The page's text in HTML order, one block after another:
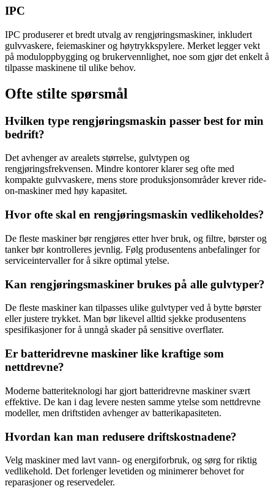
IPC
IPC produserer et bredt utvalg av rengjøringsmaskiner, inkludert
gulvvaskere, feiemaskiner og høytrykkspylere. Merket legger vekt
på moduloppbygging og brukervennlighet, noe som gjør det enkelt å
tilpasse maskinene til ulike behov.
Ofte stilte spørsmål
Hvilken type rengjøringsmaskin passer best for min
bedrift?
Det avhenger av arealets størrelse, gulvtypen og
rengjøringsfrekvensen. Mindre kontorer klarer seg ofte med
kompakte gulvvaskere, mens store produksjonsområder krever ride-
on-maskiner med høy kapasitet.
Hvor ofte skal en rengjøringsmaskin vedlikeholdes?
De fleste maskiner bør rengjøres etter hver bruk, og filtre, børster og
tanker bør kontrolleres jevnlig. Følg produsentens anbefalinger for
serviceintervaller for å sikre optimal ytelse.
Kan rengjøringsmaskiner brukes på alle gulvtyper?
De fleste maskiner kan tilpasses ulike gulvtyper ved å bytte børster
eller justere trykket. Man bør likevel alltid sjekke produsentens
spesifikasjoner for å unngå skader på sensitive overflater.
Er batteridrevne maskiner like kraftige som
nettdrevne?
Moderne batteriteknologi har gjort batteridrevne maskiner svært
effektive. De kan i dag levere nesten samme ytelse som nettdrevne
modeller, men driftstiden avhenger av batterikapasiteten.
Hvordan kan man redusere driftskostnadene?
Velg maskiner med lavt vann- og energiforbruk, og sørg for riktig
vedlikehold. Det forlenger levetiden og minimerer behovet for
reparasjoner og reservedeler.